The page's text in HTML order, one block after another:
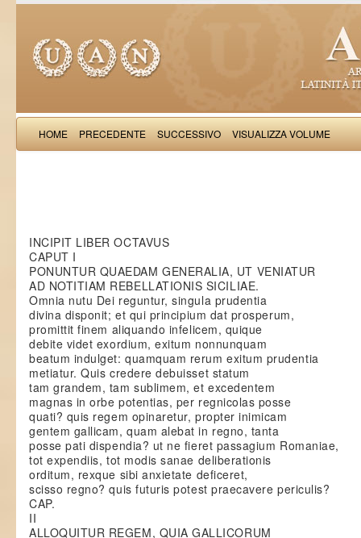
HOME PRECEDENTE SUCCESSIVO VISUALIZZA VOLUME
INCIPIT LIBER OCTAVUS
CAPUT I
PONUNTUR QUAEDAM GENERALIA, UT VENIATUR
AD NOTITIAM REBELLATIONIS SICILIAE.
Omnia nutu Dei reguntur, singula prudentia
divina disponit; et qui principium dat prosperum,
promittit finem aliquando infelicem, quique
debite videt exordium, exitum nonnunquam
beatum indulget: quamquam rerum exitum prudentia
metiatur. Quis credere debuisset statum
tam grandem, tam sublimem, et excedentem
magnas in orbe potentias, per regnicolas posse
quati? quis regem opinaretur, propter inimicam
gentem gallicam, quam alebat in regno, tanta
posse pati dispendia? ut ne fieret passagium Romaniae,
tot expendiis, tot modis sanae deliberationis
orditum, rexque sibi anxietate deficeret,
scisso regno? quis futuris potest praecavere periculis?
CAP.
II
ALLOQUITUR REGEM, QUIA GALLICORUM